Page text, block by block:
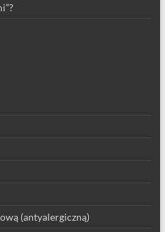
(antyalergiczną)